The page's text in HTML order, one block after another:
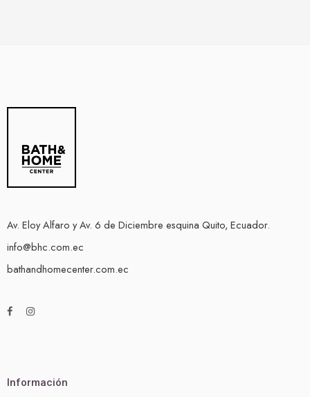
Av. Eloy Alfaro y Av. 6 de Diciembre esquina Quito, Ecuador.
info@bhc.com.ec
bathandhomecenter.com.ec
Información